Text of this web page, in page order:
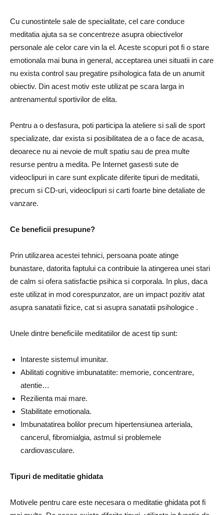
Cu cunostintele sale de specialitate, cel care conduce
meditatia ajuta sa se concentreze asupra obiectivelor
personale ale celor care vin la el. Aceste scopuri pot fi o stare
emotionala mai buna in general, acceptarea unei situatii in care
nu exista control sau pregatire psihologica fata de un anumit
obiectiv. Din acest motiv este utilizat pe scara larga in
antrenamentul sportivilor de elita.
Pentru a o desfasura, poti participa la ateliere si sali de sport
specializate, dar exista si posibilitatea de a o face de acasa,
deoarece nu ai nevoie de mult spatiu sau de prea multe
resurse pentru a medita. Pe Internet gasesti sute de
videoclipuri in care sunt explicate diferite tipuri de meditatii,
precum si CD-uri, videoclipuri si carti foarte bine detaliate de
vanzare.
Ce beneficii presupune?
Prin utilizarea acestei tehnici, persoana poate atinge
bunastare, datorita faptului ca contribuie la atingerea unei stari
de calm si ofera satisfactie psihica si corporala. In plus, daca
este utilizat in mod corespunzator, are un impact pozitiv atat
asupra sanatatii fizice, cat si asupra sanatatii psihologice .
Unele dintre beneficiile meditatiilor de acest tip sunt:
Intareste sistemul imunitar.
Abilitati cognitive imbunatatite: memorie, concentrare,
atentie…
Rezilienta mai mare.
Stabilitate emotionala.
Imbunatatirea bolilor precum hipertensiunea arteriala,
cancerul, fibromialgia, astmul si problemele
cardiovasculare.
Tipuri de meditatie ghidata
Motivele pentru care este necesara o meditatie ghidata pot fi